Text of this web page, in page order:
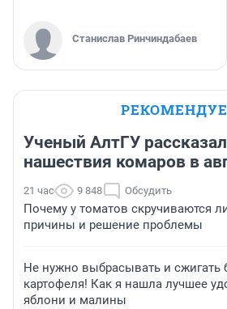
Станислав Ринчиндабаев
Ученый АлтГУ
нашествия комаров в
21 час 9 848 Обсудить
Почему у томатов скручиваются
причины и решение проблемы
Не нужно выбрасывать и сжигать
картофеля! Как я нашла лучшее
яблони и малины